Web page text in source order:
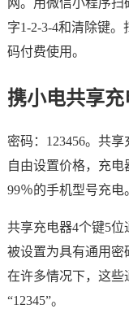
字1-2-3-4和清除键
码付费使用。
携小电共享
密码：123456。共
自由设置价格，充
99％的手机型号充电
共享充电器4个键5位
被设置为具有通用密
在许多情况下，这些
“12345”。